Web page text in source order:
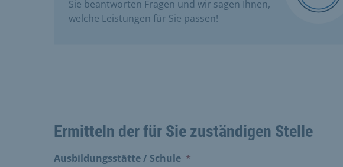
Sie beantworten Fragen und wir sagen Ihnen,
welche Leistungen für Sie passen! ​
Ermitteln der für Sie zuständigen Stelle
Ausbildungsstätte / Schule *